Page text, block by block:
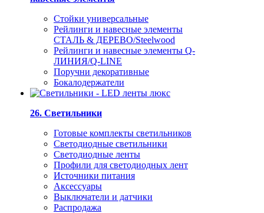
Стойки универсальные
Рейлинги и навесные элементы
СТАЛЬ & ДЕРЕВО/Steelwood
Рейлинги и навесные элементы Q-
ЛИНИЯ/Q-LINE
Поручни декоративные
Бокалодержатели
26. Светильники
Готовые комплекты светильников
Светодиодные светильники
Светодиодные ленты
Профили для светодиодных лент
Источники питания
Аксессуары
Выключатели и датчики
Распродажа